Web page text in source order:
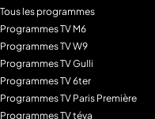
Tous les programmes
Programmes TV M6
Programmes TV W9
Programmes TV Gulli
Programmes TV 6ter
Programmes TV Paris Première
Programmes TV téva